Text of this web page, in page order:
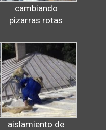
cambiando
pizarras rotas
aislamiento de